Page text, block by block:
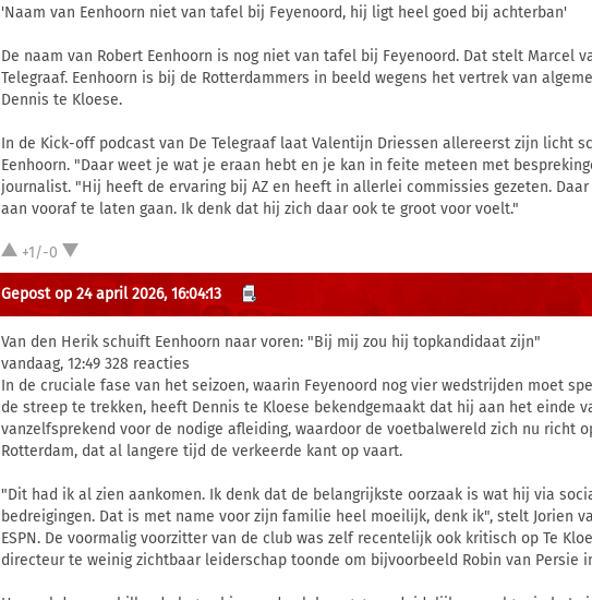
'Naam van Eenhoorn niet van tafel bij Feyenoord, hij ligt heel goed bij achterban'
De naam van Robert Eenhoorn is nog niet van tafel bij Feyenoord. Dat stelt Marcel
Telegraaf. Eenhoorn is bij de Rotterdammers in beeld wegens het vertrek van
Dennis te Kloese.
In de Kick-off podcast van De Telegraaf laat Valentijn Driessen allereerst zijn licht
Eenhoorn. "Daar weet je wat je eraan hebt en je kan in feite meteen met
journalist. "Hij heeft de ervaring bij AZ en heeft in allerlei commissies gezeten.
aan vooraf te laten gaan. Ik denk dat hij zich daar ook te groot voor voelt."
+1/-0
Gepost op 24 april 2026, 16:04:13
Van den Herik schuift Eenhoorn naar voren: "Bij mij zou hij topkandidaat zijn"
vandaag, 12:49 328 reacties
In de cruciale fase van het seizoen, waarin Feyenoord nog vier wedstrijden moet
de streep te trekken, heeft Dennis te Kloese bekendgemaakt dat hij aan het einde
vanzelfsprekend voor de nodige afleiding, waardoor de voetbalwereld zich nu richt
Rotterdam, dat al langere tijd de verkeerde kant op vaart.
"Dit had ik al zien aankomen. Ik denk dat de belangrijkste oorzaak is wat hij via
bedreigingen. Dat is met name voor zijn familie heel moeilijk, denk ik", stelt Jorien
ESPN. De voormalig voorzitter van de club was zelf recentelijk ook kritisch op Te
directeur te weinig zichtbaar leiderschap toonde om bijvoorbeeld Robin van Persie